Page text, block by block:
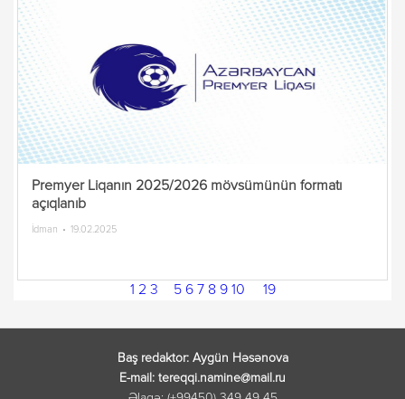
Premyer Liqanın 2025/2026 mövsümünün formatı
açıqlanıb
İdman 19.02.2025
1 2 3 5 6 7 8 9 10 19
Baş redaktor: Aygün Həsənova
E-mail: tereqqi.namine@mail.ru